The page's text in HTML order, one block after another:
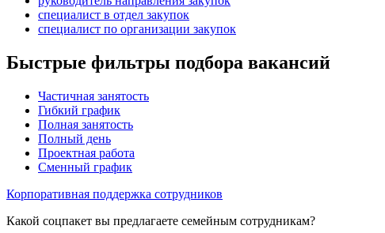
специалист в отдел закупок
специалист по организации закупок
Быстрые фильтры подбора вакансий
Частичная занятость
Гибкий график
Полная занятость
Полный день
Проектная работа
Сменный график
Корпоративная поддержка сотрудников
Какой соцпакет вы предлагаете семейным сотрудникам?